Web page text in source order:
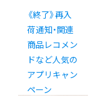
《終了》再入
荷通知・関連
商品レコメン
ドなど人気の
アプリキャン
ペーン